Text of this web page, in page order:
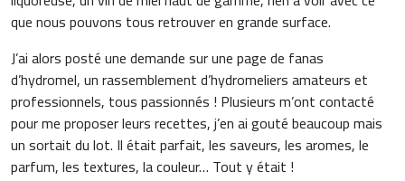
que nous pouvons tous retrouver en grande surface.
J’ai alors posté une demande sur une page de fanas
d’hydromel, un rassemblement d’hydromeliers amateurs et
professionnels, tous passionnés ! Plusieurs m’ont contacté
pour me proposer leurs recettes, j’en ai gouté beaucoup mais
un sortait du lot. Il était parfait, les saveurs, les aromes, le
parfum, les textures, la couleur… Tout y était !